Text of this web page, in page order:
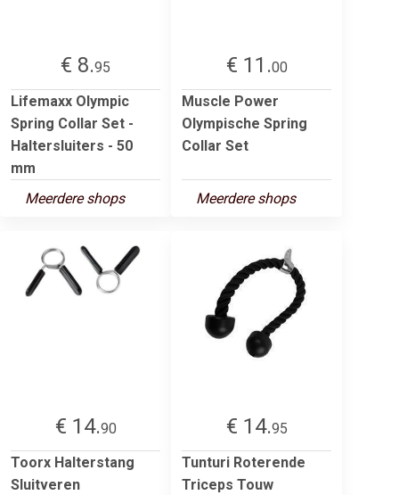
€ 8.95
Lifemaxx Olympic
Spring Collar Set -
Haltersluiters - 50
mm
Meerdere shops
€ 11.00
Muscle Power
Olympische Spring
Collar Set
Meerdere shops
€ 14.90
Toorx Halterstang
Sluitveren
€ 14.95
Tunturi Roterende
Triceps Touw